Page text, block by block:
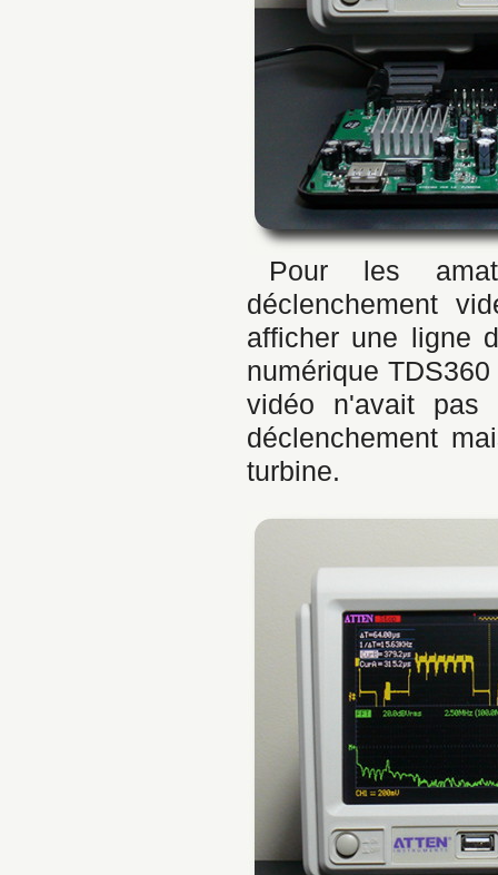
Pour les
déclenchement
afficher une ligne
numérique
vidéo n'avait
déclenchement
turbine.